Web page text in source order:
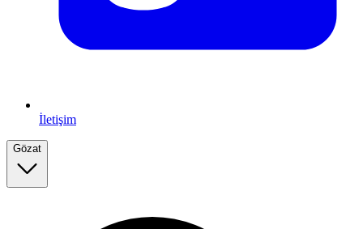
İletişim
Gözat